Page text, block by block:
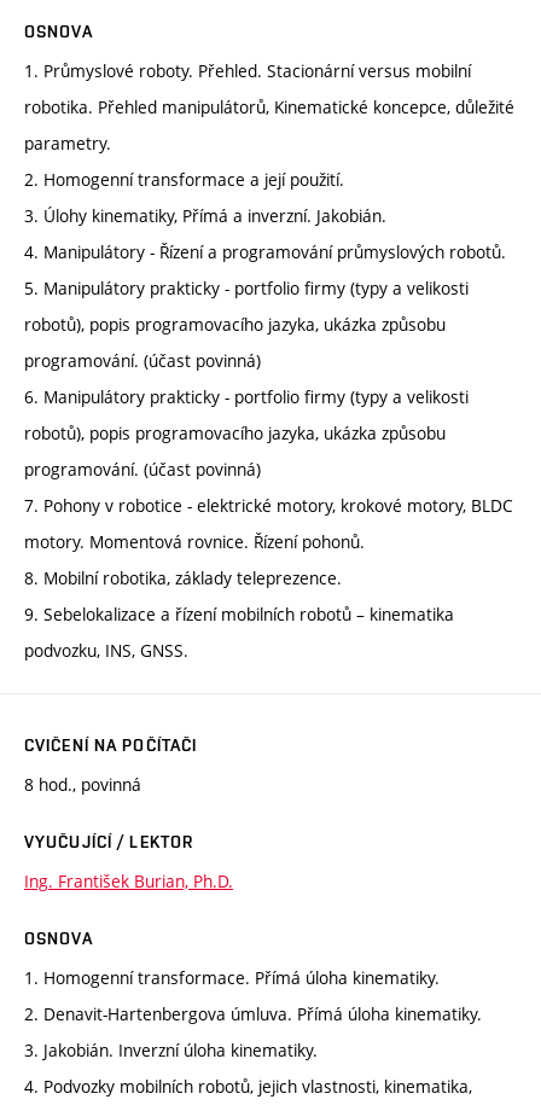
OSNOVA
1. Průmyslové roboty. Přehled. Stacionární versus mobilní
robotika. Přehled manipulátorů, Kinematické koncepce, důležité
parametry.
2. Homogenní transformace a její použití.
3. Úlohy kinematiky, Přímá a inverzní. Jakobián.
4. Manipulátory - Řízení a programování průmyslových robotů.
5. Manipulátory prakticky - portfolio firmy (typy a velikosti
robotů), popis programovacího jazyka, ukázka způsobu
programování. (účast povinná)
6. Manipulátory prakticky - portfolio firmy (typy a velikosti
robotů), popis programovacího jazyka, ukázka způsobu
programování. (účast povinná)
7. Pohony v robotice - elektrické motory, krokové motory, BLDC
motory. Momentová rovnice. Řízení pohonů.
8. Mobilní robotika, základy teleprezence.
9. Sebelokalizace a řízení mobilních robotů – kinematika
podvozku, INS, GNSS.
CVIČENÍ NA POČÍTAČI
8 hod., povinná
VYUČUJÍCÍ / LEKTOR
Ing. František Burian, Ph.D.
OSNOVA
1. Homogenní transformace. Přímá úloha kinematiky.
2. Denavit-Hartenbergova úmluva. Přímá úloha kinematiky.
3. Jakobián. Inverzní úloha kinematiky.
4. Podvozky mobilních robotů, jejich vlastnosti, kinematika,